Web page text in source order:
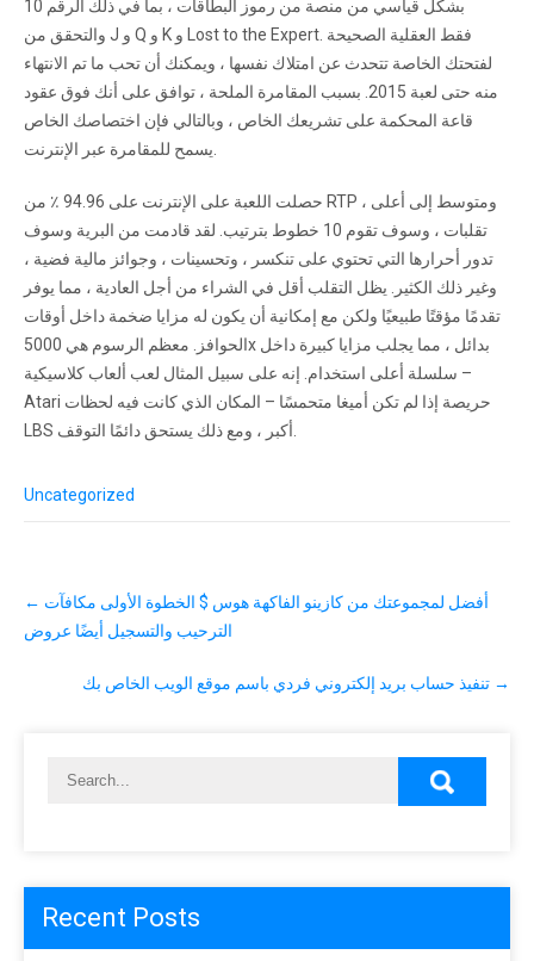
بشكل قياسي من منصة من رموز البطاقات ، بما في ذلك الرقم 10
والتحقق من J و Q و K و Lost to the Expert. فقط العقلية الصحيحة
لفتحتك الخاصة تتحدث عن امتلاك نفسها ، ويمكنك أن تحب ما تم الانتهاء
منه حتى لعبة 2015. بسبب المقامرة الملحة ، توافق على أنك فوق عقود
قاعة المحكمة على تشريعك الخاص ، وبالتالي فإن اختصاصك الخاص
حصلت اللعبة على الإنترنت على 94.96 ٪ من RTP ، ومتوسط إلى أعلى
تقلبات ، وسوف تقوم 10 خطوط بترتيب. لقد قادمت من البرية وسوف
تدور أحرارها التي تحتوي على تنكسر ، وتحسينات ، وجوائز مالية فضية ،
وغير ذلك الكثير. يظل التقلب أقل في الشراء من أجل العادية ، مما يوفر
تقدمًا مؤقتًا طبيعيًا ولكن مع إمكانية أن يكون له مزايا ضخمة داخل أوقات
الحوافز. معظم الرسوم هي 5000x بدائل ، مما يجلب مزايا كبيرة داخل
سلسلة أعلى استخدام. إنه على سبيل المثال لعب ألعاب كلاسيكية –
Atari حريصة إذا لم تكن أميغا متحمسًا – المكان الذي كانت فيه لحظات
Uncategorized
o
s
←
الترحيب والتسجيل أيضًا عروض
→
Recent Posts